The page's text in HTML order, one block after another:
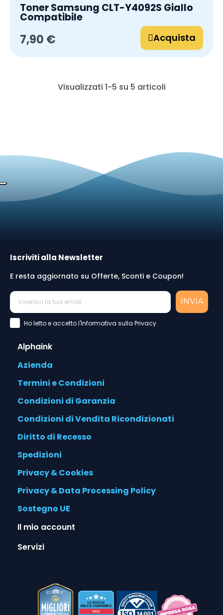
Toner Samsung CLT-Y4092S Giallo
Compatibile
7,90 € Acquista
Visualizzati 1-5 su 5 articoli
Iscriviti alla Newsletter
E resta aggiornato su Offerte, Sconti e Coupon!
INVIA
Accettazione Privacy Policy
Ho letto e accetto l'Informativa sulla Privacy
Alphaink
Azienda
Termini e Condizioni
Condizioni di Garanzia
Condizioni di Vendita Ricondizionati
Diritto di Recesso
Spedizioni
Privacy & Cookies
Privacy & Data Processing Policy
Sostegno UE
Il mio account
Servizi